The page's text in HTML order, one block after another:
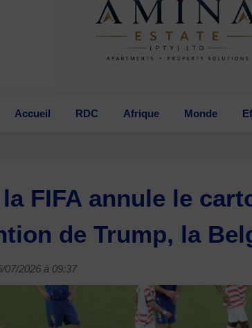
Accueil RDC Afrique Monde
FIFA annule le
de Trump, la
07/2026 à 09:37